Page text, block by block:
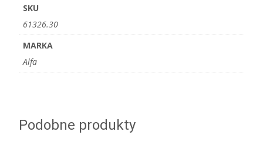
SKU
61326.30
MARKA
Alfa
Podobne produkty